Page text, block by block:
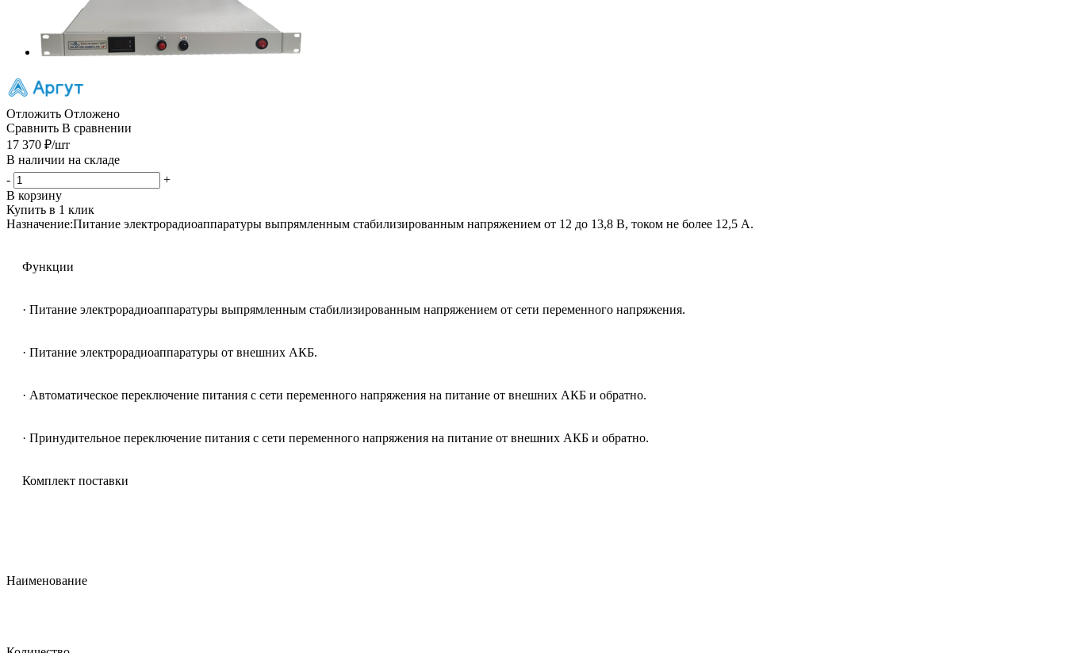
Отложить Отложено
Сравнить В сравнении
17 370 ₽/шт
В наличии на складе
-
+
В корзину
Купить в 1 клик
Назначение:Питание электрорадиоаппаратуры выпрямленным стабилизированным напряжением от 12 до 13,8 В, током не более 12,5 А.
Функции
· Питание электрорадиоаппаратуры выпрямленным стабилизированным напряжением от сети переменного напряжения.
· Питание электрорадиоаппаратуры от внешних АКБ.
· Автоматическое переключение питания с сети переменного напряжения на питание от внешних АКБ и обратно.
· Принудительное переключение питания с сети переменного напряжения на питание от внешних АКБ и обратно.
Комплект поставки
Наименование